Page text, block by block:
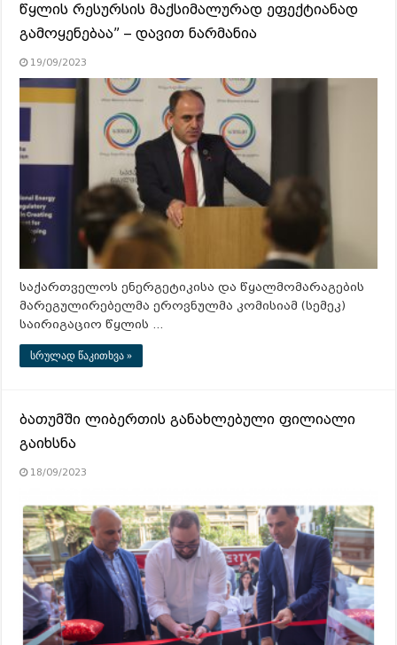
წყლის რესურსის მაქსიმალურად ეფექტიანად
გამოყენებაა” – დავით ნარმანია
19/09/2023
საქართველოს ენერგეტიკისა და წყალმომარაგების
მარეგულირებელმა ეროვნულმა კომისიამ (სემეკ)
საირიგაციო წყლის …
სრულად წაკითხვა »
ბათუმში ლიბერთის განახლებული ფილიალი
გაიხსნა
18/09/2023